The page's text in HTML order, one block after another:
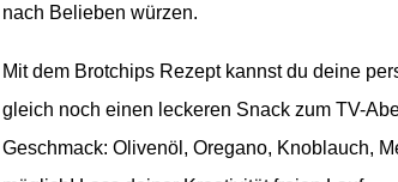
nach Belieben würzen.
Mit dem Brotchips Rezept kannst du deine
gleich noch einen leckeren Snack zum TV-
Geschmack: Olivenöl, Oregano, Knoblauch,